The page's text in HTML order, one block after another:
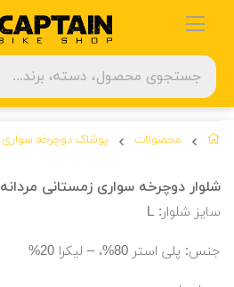
محصولات پوشاک دوچرخه سواری
شلوار دوچرخه سواری زمستانی مردانه TCD
سایز شلوار: L
جنس: پلی استر 80%، – لیکرا 20%